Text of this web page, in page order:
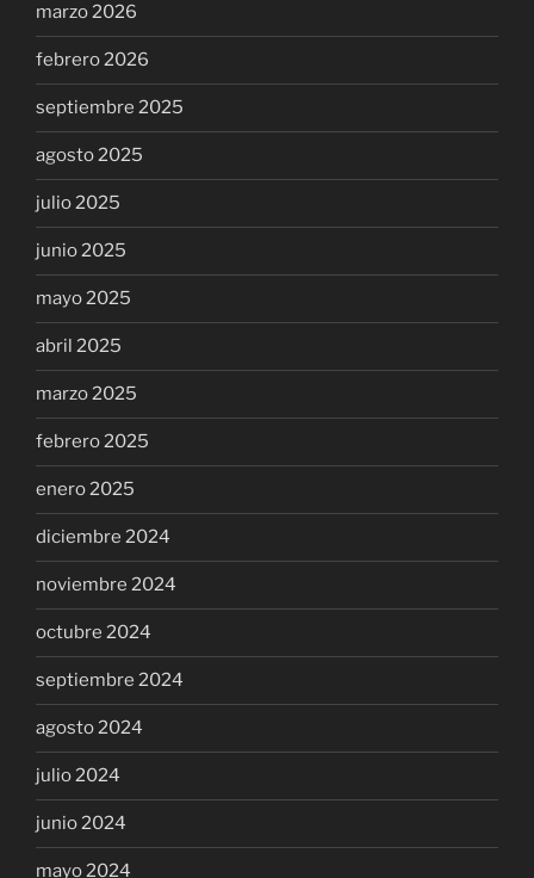
marzo 2026
febrero 2026
septiembre 2025
agosto 2025
julio 2025
junio 2025
mayo 2025
abril 2025
marzo 2025
febrero 2025
enero 2025
diciembre 2024
noviembre 2024
octubre 2024
septiembre 2024
agosto 2024
julio 2024
junio 2024
mayo 2024